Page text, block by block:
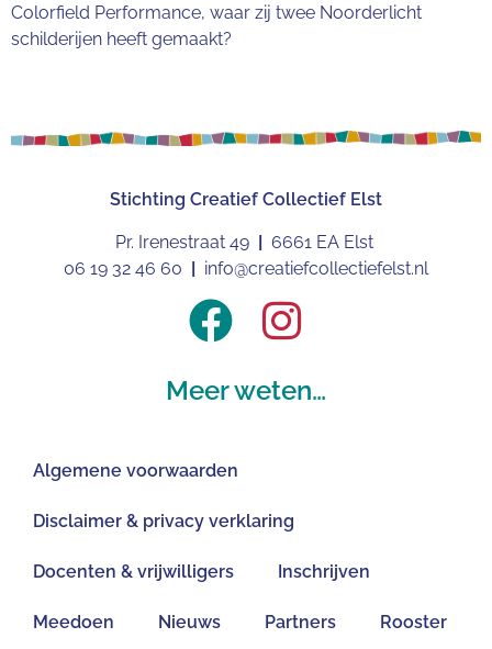
Colorfield Performance, waar zij twee Noorderlicht
schilderijen heeft gemaakt?
Stichting Creatief Collectief Elst
Pr. Irenestraat 49
6661 EA Elst
06 19 32 46 60
info@creatiefcollectiefelst.nl
Meer weten…
Algemene voorwaarden
Disclaimer & privacy verklaring
Docenten & vrijwilligers Inschrijven
Meedoen Nieuws Partners Rooster